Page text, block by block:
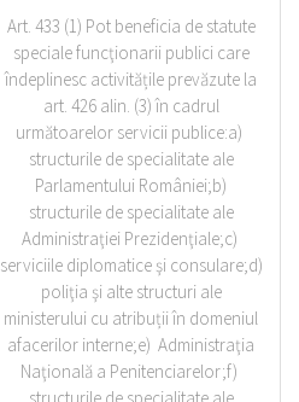
Art. 433 (1) Pot beneficia de statute
speciale funcţionarii publici care
îndeplinesc activitățile prevăzute la
art. 426 alin. (3) în cadrul
următoarelor servicii publice:a)
structurile de specialitate ale
Parlamentului României;b)
structurile de specialitate ale
Administraţiei Prezidenţiale;c)
serviciile diplomatice şi consulare;d)
poliţia şi alte structuri ale
ministerului cu atribuții în domeniul
afacerilor interne;e) Administraţia
Naţională a Penitenciarelor;f)